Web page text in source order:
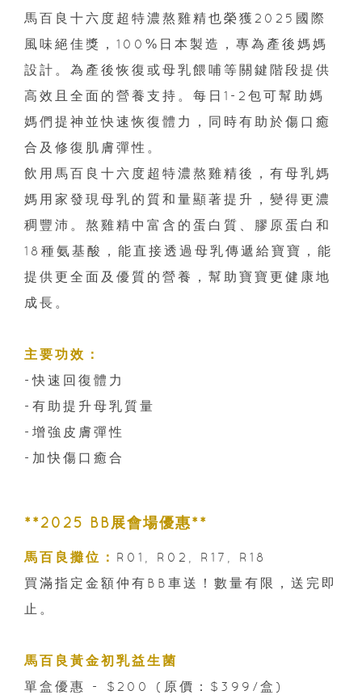
馬百良十六度超特濃熬雞精也榮獲2025國際
風味絕佳獎，100%日本製造，專為產後媽媽
設計。為產後恢復或母乳餵哺等關鍵階段提供
高效且全面的營養支持。每日1-2包可幫助媽
媽們提神並快速恢復體力，同時有助於傷口癒
合及修復肌膚彈性。
飲用馬百良十六度超特濃熬雞精後，有母乳媽
媽用家發現母乳的質和量顯著提升，變得更濃
稠豐沛。熬雞精中富含的蛋白質、膠原蛋白和
18種氨基酸，能直接透過母乳傳遞給寶寶，能
提供更全面及優質的營養，幫助寶寶更健康地
成長。
主要功效：
-快速回復體力
-有助提升母乳質量
-增強皮膚彈性
-加快傷口癒合
**2025 BB展會場優惠**
馬百良攤位： R01, R02, R17, R18
買滿指定金額仲有BB車送！數量有限，送完即
止。
馬百良黃金初乳益生菌
單盒優惠 - $200 (原價：$399/盒)